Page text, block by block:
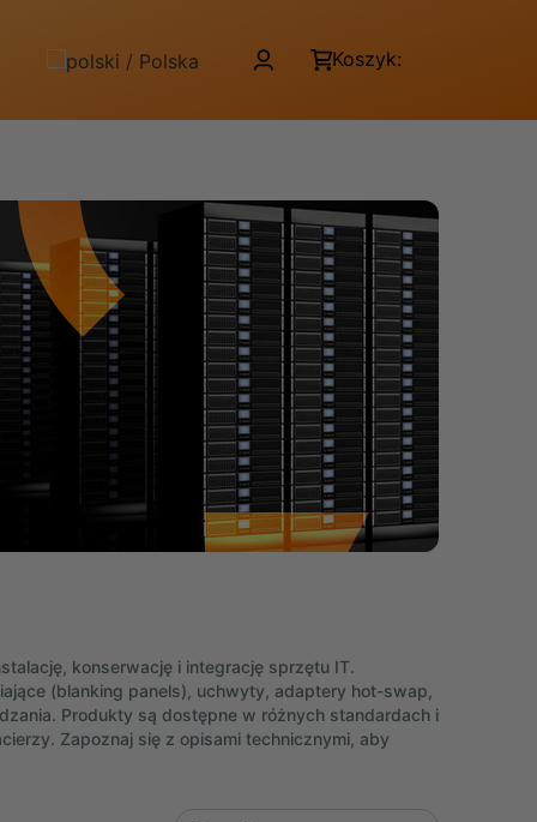
Koszyk:
konserwację i integrację sprzętu IT.
(blanking panels), uchwyty, adaptery hot-swap,
Produkty są dostępne w różnych standardach i
Zapoznaj się z opisami technicznymi, aby